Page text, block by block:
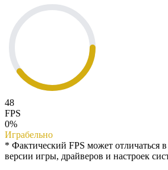
48
FPS
0%
Играбельно
* Фактический FPS может отличаться
версии игры, драйверов и настроек